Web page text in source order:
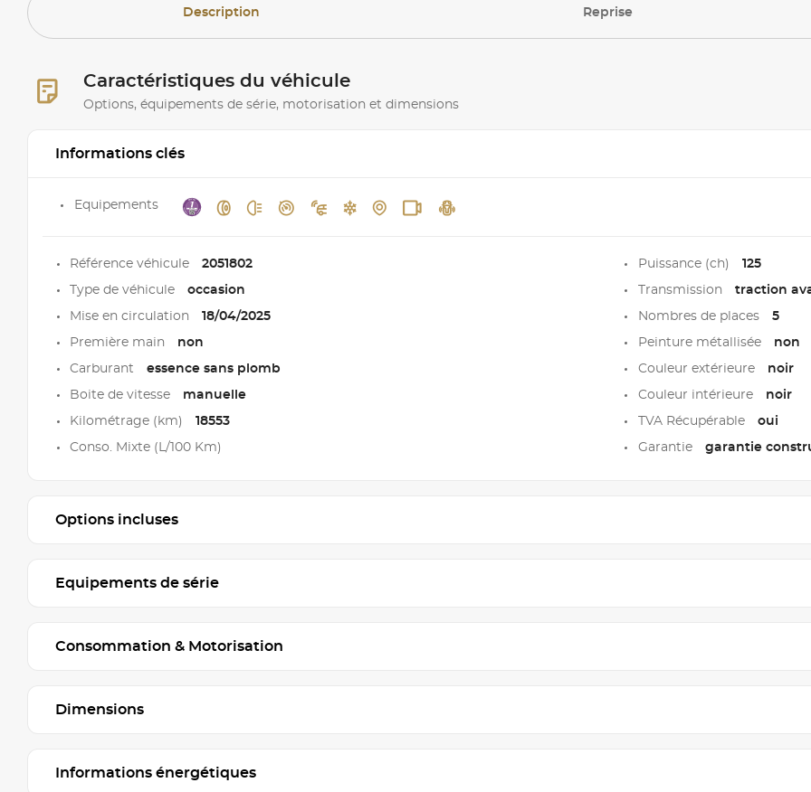
Description Reprise
Caractéristiques du véhicule
Options, équipements de série, motorisation et dimensions
Informations clés
Equipements
Référence véhicule 2051802
Type de véhicule occasion
Mise en circulation 18/04/2025
Première main non
Carburant essence sans plomb
Boite de vitesse manuelle
Kilométrage (km) 18553
Conso. Mixte (L/100 Km)
Puissance (ch) 125
Transmission traction
Nombres de places 5
Peinture métallisée non
Couleur extérieure noir
Couleur intérieure noir
TVA Récupérable oui
Garantie garantie
Options incluses
Equipements de série
Consommation & Motorisation
Dimensions
Informations énergétiques